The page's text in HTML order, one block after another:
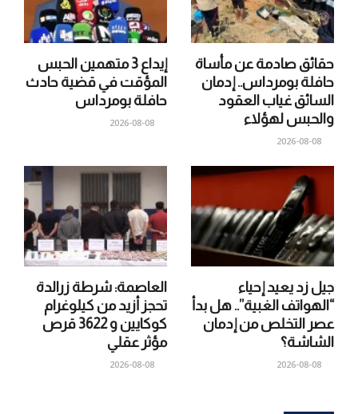
إيداع 3 متهمين الحبس
المؤقت في قضية حادث
حافلة بومرداس
2026-08-08
حقائق صادمة عن مأساة
حافلة بومرداس.. إدمان
السائق غياب العقود
والحبس لهؤلاء
2026-08-08
العاصمة: شرطة زرالدة
تحجز أزيد من كيلوغرام
كوكايين و 3622 قرص
مؤثر عقلي
2026-08-08
جيل زد يعيد إحياء
“الهواتف الغبية”.. هل بدأ
عصر التخلص من إدمان
الشاشة؟
2026-08-08